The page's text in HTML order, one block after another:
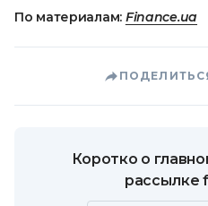
По материалам: Finance.ua
Коротко о
рассылке